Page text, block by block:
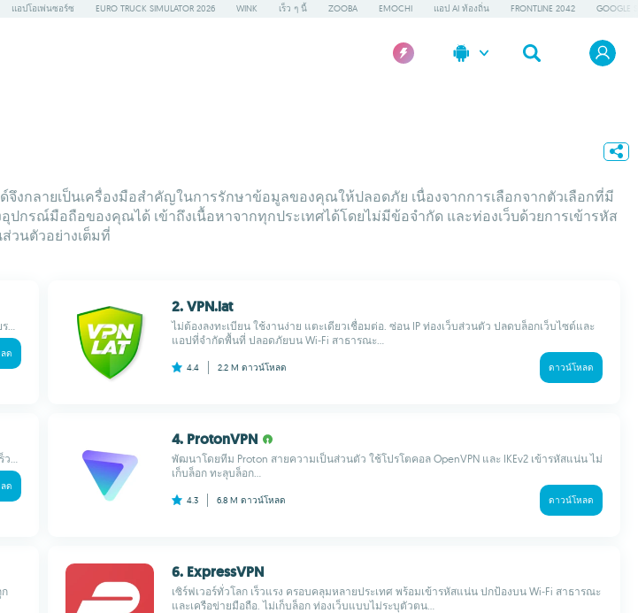
แอปโอเพ่นซอร์ซ EURO TRUCK SIMULATOR 2026 WINK เร็ว ๆ นี้ ZOOBA EMOCHI แอป AI ท้องถิ่น FRONTLINE 2042 GOOGLE
กลายเป็นเครื่องมือสำคัญในการรักษาข้อมูลของคุณให้ปลอดภัย เนื่องจากการเลือกจากตัวเลือกที่มี
กรณ์มือถือของคุณได้ เข้าถึงเนื้อหาจากทุกประเทศได้โดยไม่มีข้อจำกัด และท่องเว็บด้วยการเข้ารหัส
วนตัวอย่างเต็มที่
...
ด
2. VPN.lat
ไม่ต้องลงทะเบียน ใช้งานง่าย แตะเดียวเชื่อมต่อ. ซ่อน IP ท่องเว็บส่วนตัว ปลดบล็อกเว็บไซต์และ
แอปที่จำกัดพื้นที่ ปลอดภัยบน Wi‑Fi สาธารณะ...
4.4 2.2 M ดาวน์โหลด ดาวน์โหลด
ว...
ด
4. ProtonVPN
พัฒนาโดยทีม Proton สายความเป็นส่วนตัว ใช้โปรโตคอล OpenVPN และ IKEv2 เข้ารหัสแน่น ไม่
เก็บล็อก ทะลุบล็อก...
4.3 6.8 M ดาวน์โหลด ดาวน์โหลด
ก
6. ExpressVPN
เซิร์ฟเวอร์ทั่วโลก เร็วแรง ครอบคลุมหลายประเทศ พร้อมเข้ารหัสแน่น ปกป้องบน Wi‑Fi สาธารณะ
และเครือข่ายมือถือ. ไม่เก็บล็อก ท่องเว็บแบบไม่ระบุตัวตน...